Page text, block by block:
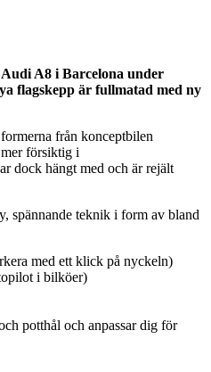
A8 i Barcelona under
flagskepp är fullmatad med ny
från konceptbilen
försiktig i
dock hängt med och är rejält
spännande teknik i form av bland
med ett klick på nyckeln)
i bilköer)
potthål och anpassar dig för